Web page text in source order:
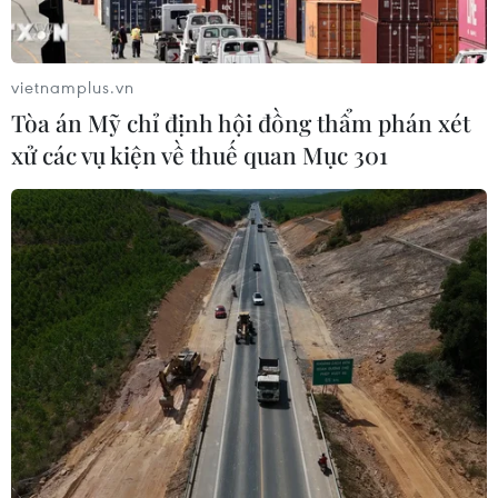
lăn
04/08/2026 09:06
Xem thêm
CƠ QUAN CHỦ QUẢN: THÔNG TẤN XÃ VIỆT NAM
Tổng Biên tập: TRẦN TIẾN DUẨN
Phó Tổng Biên tập: NGUYỄN THỊ TÁM, KHÚC THANH
THỦY
Sở hữu trí tuệ
Quy định sử dụng
vietnamplus.vn
Tòa án Mỹ chỉ định hội đồng thẩm phán xét
xử các vụ kiện về thuế quan Mục 301